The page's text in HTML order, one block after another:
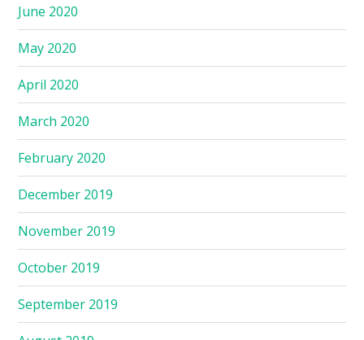
June 2020
May 2020
April 2020
March 2020
February 2020
December 2019
November 2019
October 2019
September 2019